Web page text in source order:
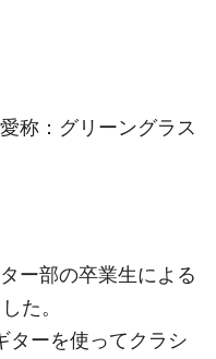
称：グリーングラス
ー部の卒業生による
た。
ターを使ってクラシ